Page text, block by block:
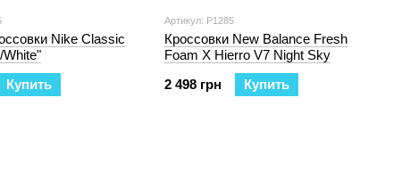
Nike Classic
White"
Купить
Артикул: P1285
Кроссовки New Balance Fresh
Foam X Hierro V7 Night Sky
2 498 грн
Купить